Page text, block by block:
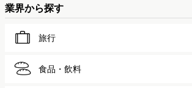
業界から探す
旅行
食品・飲料